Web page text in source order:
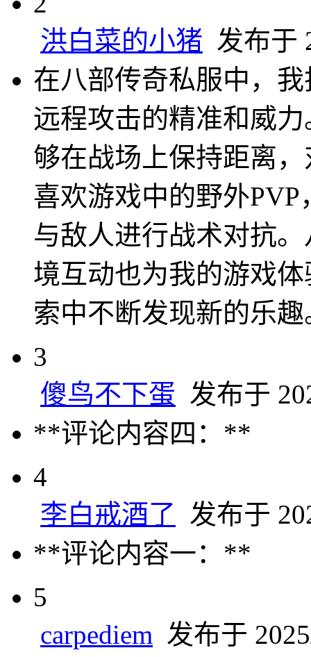
洪白菜的小猪 发布于
在八部传奇私服中，
远程攻击的精准和威
够在战场上保持距离
喜欢游戏中的野外
与敌人进行战术对抗
境互动也为我的游戏
索中不断发现新的乐趣
3
傻鸟不下蛋 发布于
**评论内容四：**
4
李白戒酒了 发布于
**评论内容一：**
5
carpediem 发布于